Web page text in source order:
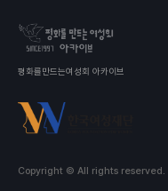
평화를만드는여성회 아카이브
Copyright © All rights reserved.